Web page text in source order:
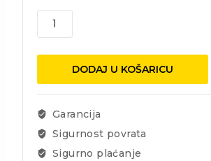
Strugač
količina
DODAJ U KOŠARICU
Garancija
Sigurnost povrata
Sigurno plaćanje